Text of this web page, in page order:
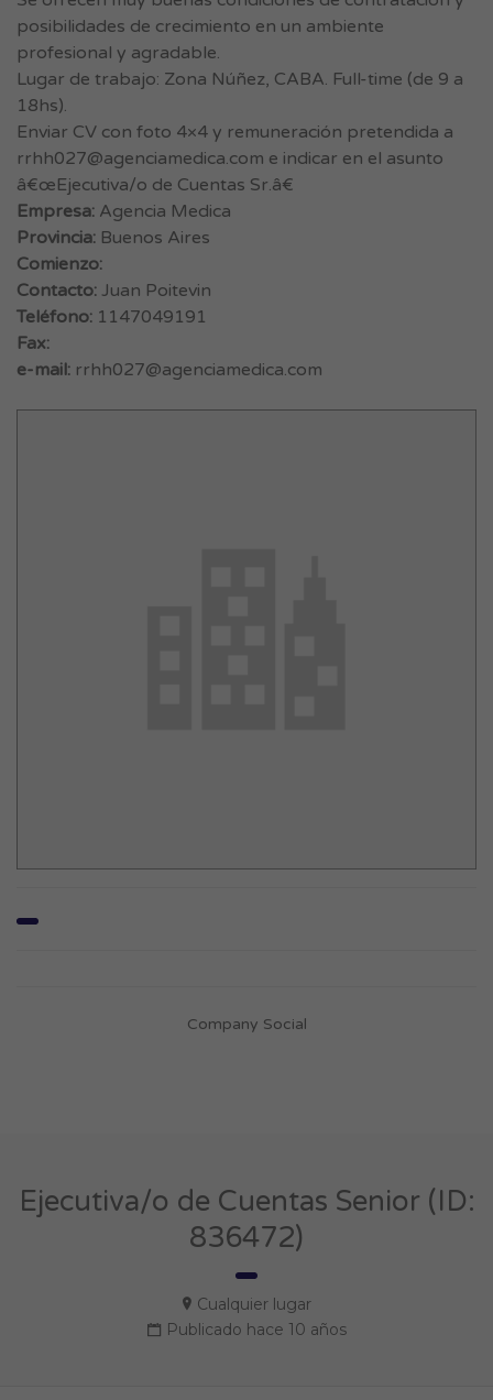
posibilidades de crecimiento en un ambiente
profesional y agradable.
Lugar de trabajo: Zona Núñez, CABA. Full-time (de 9 a
18hs).
Enviar CV con foto 4×4 y remuneración pretendida a
rrhh027@agenciamedica.com e indicar en el asunto
â€œEjecutiva/o de Cuentas Sr.â€
Empresa: Agencia Medica
Provincia: Buenos Aires
Comienzo:
Contacto: Juan Poitevin
Teléfono: 1147049191
Fax:
e-mail: rrhh027@agenciamedica.com
Company Social
Ejecutiva/o de Cuentas Senior (ID:
836472)
Cualquier lugar
Publicado hace 10 años